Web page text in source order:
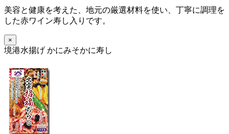
美容と健康を考えた、地元の厳選材料を使い、丁寧に調理を
した赤ワイン寿し入りです。
×
境港水揚げ かにみそかに寿し